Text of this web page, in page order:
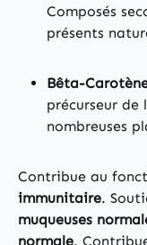
Composés
présents
Bêta-
précurseur de
nombreuses
Contribue au
immunitaire.
muqueuses
normale.